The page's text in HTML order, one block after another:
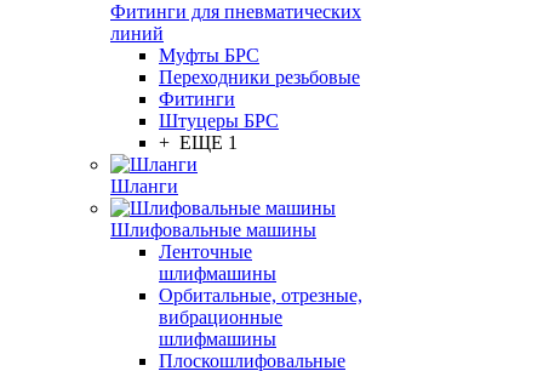
Фитинги для пневматических
линий
Муфты БРС
Переходники резьбовые
Фитинги
Штуцеры БРС
+ ЕЩЕ 1
Шланги
Шлифовальные машины
Ленточные
шлифмашины
Орбитальные, отрезные,
вибрационные
шлифмашины
Плоскошлифовальные